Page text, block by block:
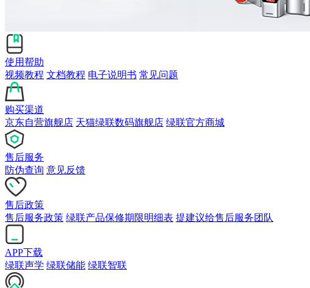
使用帮助
视频教程 文档教程 电子说明书 常见问题
购买渠道
京东自营旗舰店 天猫绿联数码旗舰店 绿联官方商城
售后服务
防伪查询 意见反馈
售后政策
售后服务政策 绿联产品保修期限明细表 提建议给售后服务团队
APP下载
绿联声学 绿联储能 绿联智联